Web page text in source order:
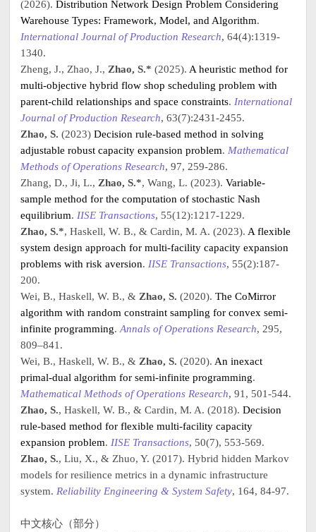
(2026). Distribution Network Design Problem Considering
Warehouse Types: Framework, Model, and Algorithm.
International Journal of Production Research, 64(4):1319-
1340.
Zheng, J., Zhao, J., Zhao, S.* (2025). A heuristic method for
multi-objective hybrid flow shop scheduling problem with
parent-child relationships and space constraints. International
Journal of Production Research, 63(7):2431-2455.
Zhao, S. (2023)Decision rule-based method in solving
adjustable robust capacity expansion problem. Mathematical
Methods of Operations Research, 97, 259-286.
Zhang, D., Ji, L., Zhao, S.*, Wang, L. (2023).Variable-
sample method for the computation of stochastic Nash
equilibrium. IISE Transactions, 55(12):1217-1229.
Zhao, S.*, Haskell, W. B., & Cardin, M. A. (2023). A flexible
system design approach for multi-facility capacity expansion
problems with risk aversion. IISE Transactions, 55(2):187-
200.
Wei, B., Haskell, W. B., & Zhao, S. (2020).The CoMirror
algorithm with random constraint sampling for convex semi-
infinite programming.Annals of Operations Research, 295,
809–841.
Wei, B., Haskell, W. B., & Zhao, S. (2020). An inexact
primal-dual algorithm for semi-infinite programming.
Mathematical Methods of Operations Research, 91, 501-544.
Zhao, S., Haskell, W. B., & Cardin, M. A. (2018).Decision
rule-based method for flexible multi-facility capacity
expansion problem. IISE Transactions, 50(7), 553-569.
Zhao, S., Liu, X., & Zhuo, Y. (2017). Hybrid hidden Markov
models for resilience metrics in a dynamic infrastructure
system. Reliability Engineering & System Safety, 164, 84-97.
中文核心（部分）